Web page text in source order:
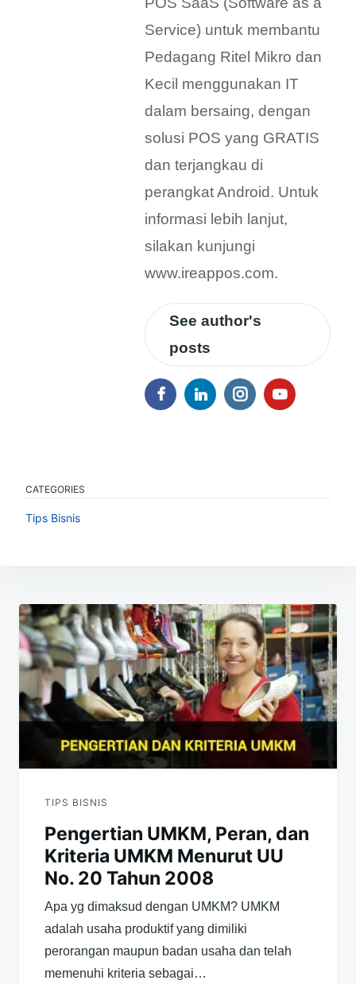
Service) untuk membantu
Pedagang Ritel Mikro dan
Kecil menggunakan IT
dalam bersaing, dengan
solusi POS yang GRATIS
dan terjangkau di
perangkat Android. Untuk
informasi lebih lanjut,
silakan kunjungi
www.ireappos.com.
See author's
posts
CATEGORIES
Tips Bisnis
pos
TIPS BISNIS
Pengertian UMKM, Peran, dan
Kriteria UMKM Menurut UU
No. 20 Tahun 2008
Apa yg dimaksud dengan UMKM? UMKM
adalah usaha produktif yang dimiliki
perorangan maupun badan usaha dan telah
memenuhi kriteria sebagai…